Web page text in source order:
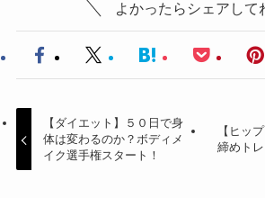
よかったらシェアして
【ダイエット】５０日で身
体は変わるのか？ボディメ
イク選手権スタート！
【ヒッ
締めト